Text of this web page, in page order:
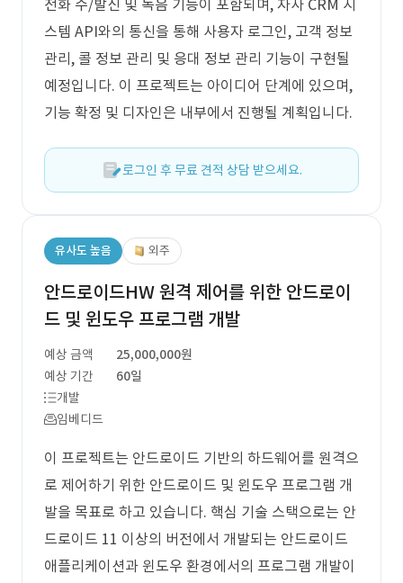
전화 수/발신 및 녹음 기능이 포함되며, 자사 CRM 시
스템 API와의 통신을 통해 사용자 로그인, 고객 정보
관리, 콜 정보 관리 및 응대 정보 관리 기능이 구현될
예정입니다. 이 프로젝트는 아이디어 단계에 있으며,
기능 확정 및 디자인은 내부에서 진행될 계획입니다.
로그인 후 무료 견적 상담 받으세요.
유사도 높음 외주
안드로이드HW 원격 제어를 위한 안드로이
드 및 윈도우 프로그램 개발
예상 금액
25,000,000원
예상 기간
60일
개발
임베디드
이 프로젝트는 안드로이드 기반의 하드웨어를 원격으
로 제어하기 위한 안드로이드 및 윈도우 프로그램 개
발을 목표로 하고 있습니다. 핵심 기술 스택으로는 안
드로이드 11 이상의 버전에서 개발되는 안드로이드
애플리케이션과 윈도우 환경에서의 프로그램 개발이